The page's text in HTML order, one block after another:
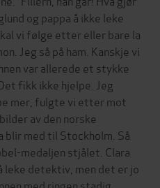
og pappa å ikke leke
vi følge etter eller bare la
Jeg så på ham. Kanskje vi
var allerede et stykke
fikk ikke hjelpe. Jeg
mer, fulgte vi etter mot
av den norske
blir med til Stockholm. Så
medaljen stjålet. Clara
leke detektiv, men det er jo